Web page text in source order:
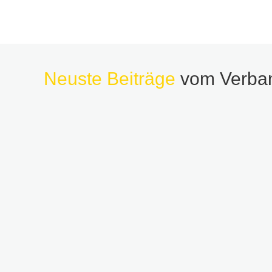
Neuste Beiträge vom